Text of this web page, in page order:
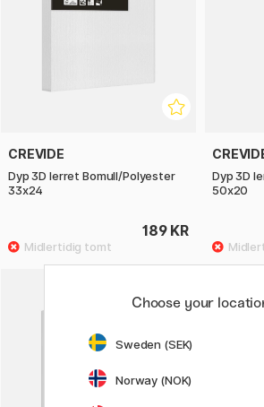
CREVIDE
Dyp 3D lerret Bomull/Polyester
33x24
189 KR
Dyp 3D
50x20
Choose your
Sweden (SEK)
Norway (NOK)